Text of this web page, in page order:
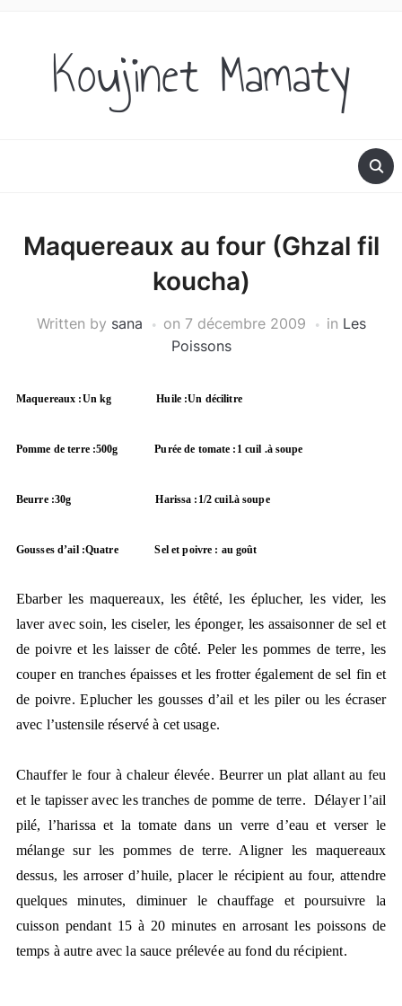
Koujinet Mamaty
Maquereaux au four (Ghzal fil
koucha)
Written by sana on 7 décembre 2009 in Les
Poissons
Maquereaux :Un kg Huile :Un décilitre
Pomme de terre :500g Purée de tomate :1 cuil .à soupe
Beurre :30g Harissa :1/2 cuil.à soupe
Gousses d’ail :Quatre Sel et poivre : au goût
Ebarber les maquereaux, les étêté, les éplucher, les vider, les
laver avec soin, les ciseler, les éponger, les assaisonner de sel et
de poivre et les laisser de côté. Peler les pommes de terre, les
couper en tranches épaisses et les frotter également de sel fin et
de poivre. Eplucher les gousses d’ail et les piler ou les écraser
avec l’ustensile réservé à cet usage.
Chauffer le four à chaleur élevée. Beurrer un plat allant au feu
et le tapisser avec les tranches de pomme de terre. Délayer l’ail
pilé, l’harissa et la tomate dans un verre d’eau et verser le
mélange sur les pommes de terre. Aligner les maquereaux
dessus, les arroser d’huile, placer le récipient au four, attendre
quelques minutes, diminuer le chauffage et poursuivre la
cuisson pendant 15 à 20 minutes en arrosant les poissons de
temps à autre avec la sauce prélevée au fond du récipient.